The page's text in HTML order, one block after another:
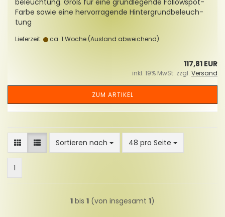
be­leuch­tung. Groß für eine grund­le­gen­de Followspot-​
Farbe sowie eine her­vor­ra­gen­de Hin­ter­grund­be­leuch­
tung
Lieferzeit: ca. 1 Woche (Ausland abweichend)
117,81 EUR
inkl. 19% MwSt. zzgl. Versand
ZUM ARTIKEL
Sortieren nach
Sortieren nach 48 pro Seite
pro Seite
1
1 bis 1 (von insgesamt 1)